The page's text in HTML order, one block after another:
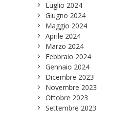
Luglio 2024
Giugno 2024
Maggio 2024
Aprile 2024
Marzo 2024
Febbraio 2024
Gennaio 2024
Dicembre 2023
Novembre 2023
Ottobre 2023
Settembre 2023